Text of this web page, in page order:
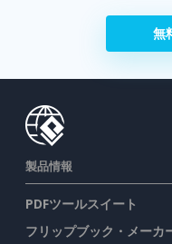
無
製品情報
PDFツールスイート
フリップブック・メーカ